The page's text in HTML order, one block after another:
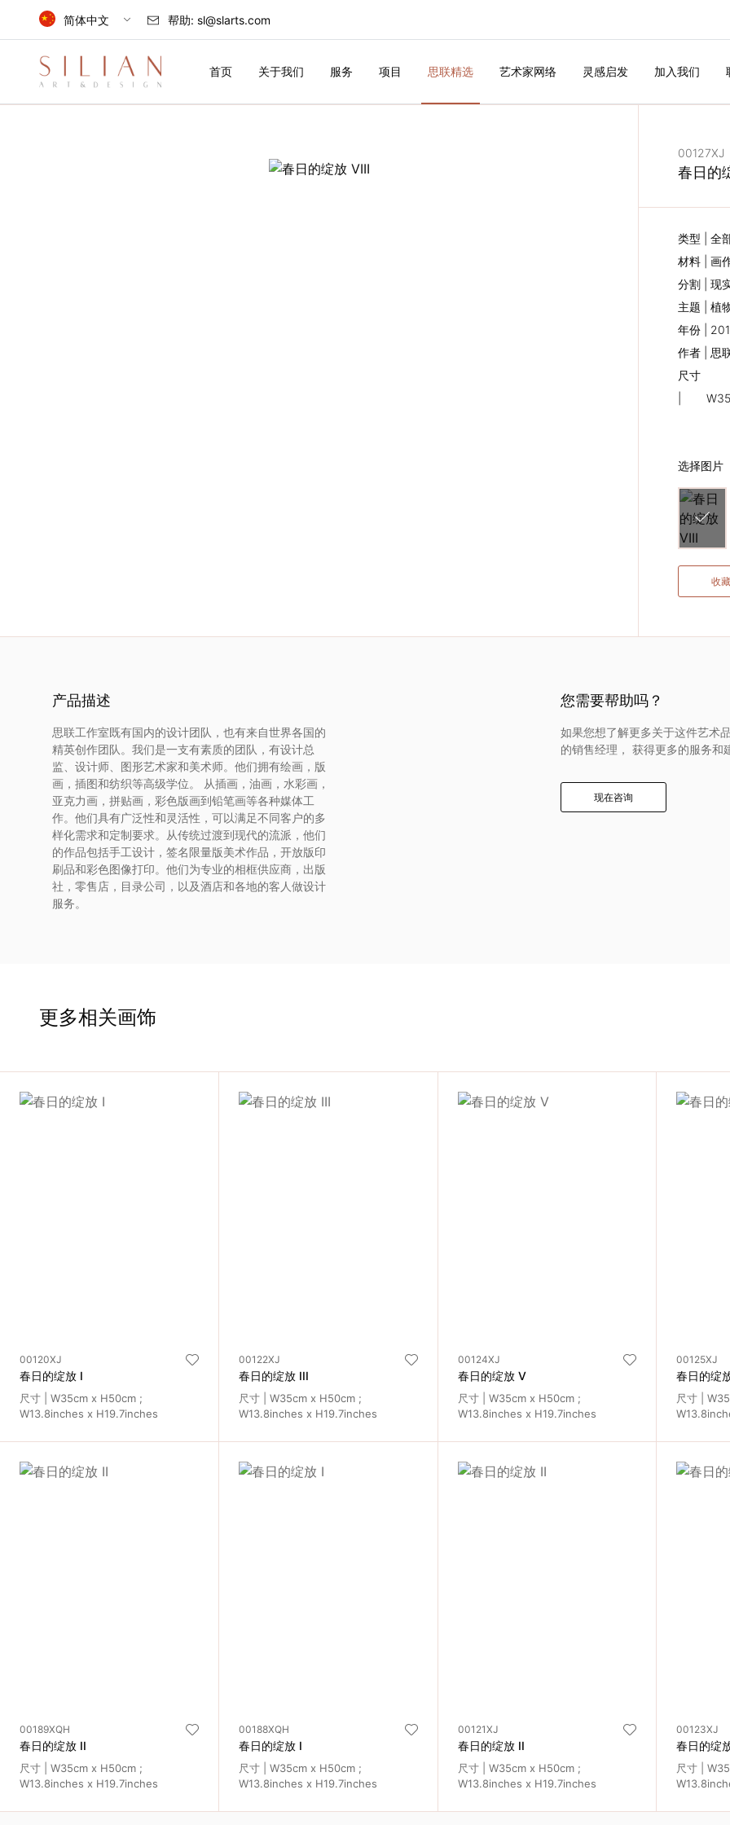
入
们
语
简体中文
Select Language
简体中文
帮助: sl@slarts.com
首页 关于我们 服务 项目 思联精选 艺术家网络 灵感启发 加入我们
下一个
00127XJ
春日的
类型 | 全
材料 | 画
分割 | 现
主题 | 植
年份 |
作者 | 思
尺寸
选择图片
收
产品描述
思联工作室既有国内的设计团队，也有来自世界各国的
精英创作团队。我们是一支有素质的团队，有设计总
监、设计师、图形艺术家和美术师。他们拥有绘画，版
画，插图和纺织等高级学位。 从插画，油画，水彩画，
亚克力画，拼贴画，彩色版画到铅笔画等各种媒体工
作。他们具有广泛性和灵活性，可以满足不同客户的多
样化需求和定制要求。从传统过渡到现代的流派，他们
的作品包括手工设计，签名限量版美术作品，开放版印
刷品和彩色图像打印。他们为专业的相框供应商，出版
社，零售店，目录公司，以及酒店和各地的客人做设计
服务。
您需要帮助吗？
如果您想了解更多关于这件艺术
的销售经理， 获得更多的服务和
现在咨询
更多相关画饰
00120XJ
春日的绽放 I
尺寸 | W35cm x H50cm ;
W13.8inches x H19.7inches
00122XJ
春日的绽放 III
尺寸 | W35cm x H50cm ;
W13.8inches x H19.7inches
00124XJ
春日的绽放 V
尺寸 | W35cm x H50cm ;
W13.8inches x H19.7inches
00125XJ
春日的绽
尺寸 |
00189XQH
春日的绽放 II
尺寸 | W35cm x H50cm ;
W13.8inches x H19.7inches
00188XQH
春日的绽放 I
尺寸 | W35cm x H50cm ;
W13.8inches x H19.7inches
00121XJ
春日的绽放 II
尺寸 | W35cm x H50cm ;
W13.8inches x H19.7inches
00123XJ
春日的绽
尺寸 |